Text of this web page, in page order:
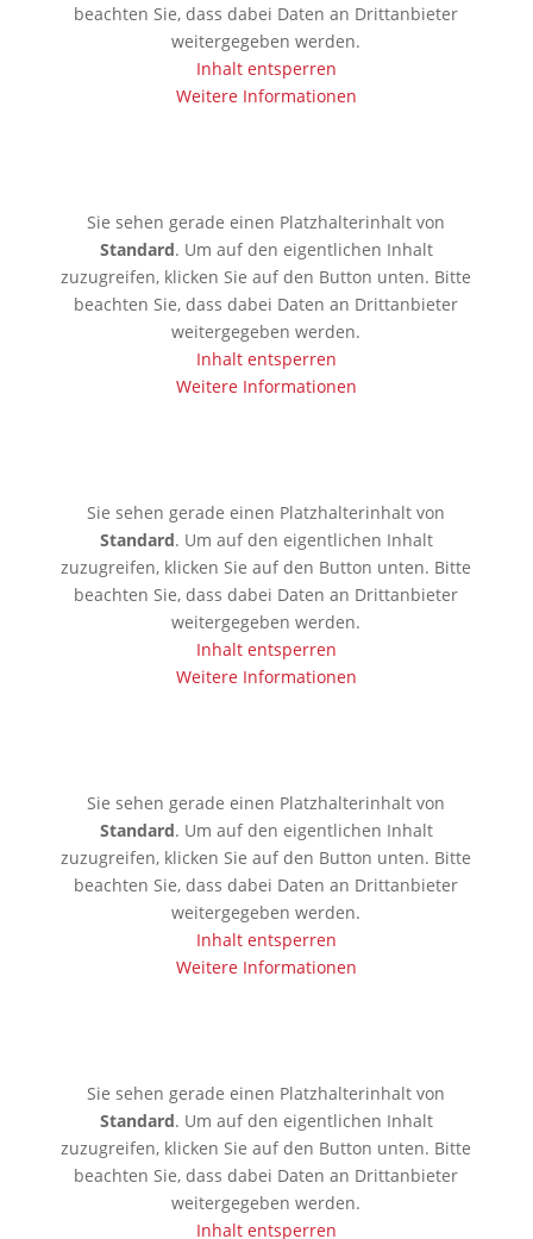
beachten Sie, dass dabei Daten an Drittanbieter
weitergegeben werden.
Inhalt entsperren
Weitere Informationen
Sie sehen gerade einen Platzhalterinhalt von
Standard. Um auf den eigentlichen Inhalt
zuzugreifen, klicken Sie auf den Button unten. Bitte
beachten Sie, dass dabei Daten an Drittanbieter
weitergegeben werden.
Inhalt entsperren
Weitere Informationen
Sie sehen gerade einen Platzhalterinhalt von
Standard. Um auf den eigentlichen Inhalt
zuzugreifen, klicken Sie auf den Button unten. Bitte
beachten Sie, dass dabei Daten an Drittanbieter
weitergegeben werden.
Inhalt entsperren
Weitere Informationen
Sie sehen gerade einen Platzhalterinhalt von
Standard. Um auf den eigentlichen Inhalt
zuzugreifen, klicken Sie auf den Button unten. Bitte
beachten Sie, dass dabei Daten an Drittanbieter
weitergegeben werden.
Inhalt entsperren
Weitere Informationen
Sie sehen gerade einen Platzhalterinhalt von
Standard. Um auf den eigentlichen Inhalt
zuzugreifen, klicken Sie auf den Button unten. Bitte
beachten Sie, dass dabei Daten an Drittanbieter
weitergegeben werden.
Inhalt entsperren